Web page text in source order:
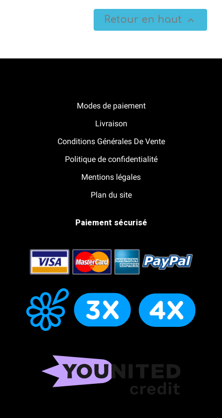
Retour en haut 
Modes de paiement
Livraison
Conditions Générales De Vente
Politique de confidentialité
Mentions légales
Plan du site
Paiement sécurisé